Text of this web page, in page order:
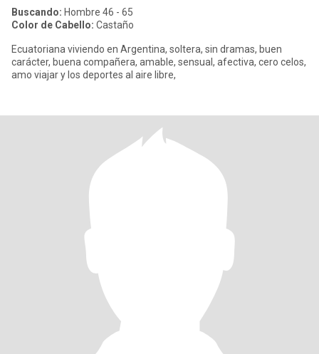
Buscando: Hombre 46 - 65
Color de Cabello: Castaño
Ecuatoriana viviendo en Argentina, soltera, sin dramas, buen
carácter, buena compañera, amable, sensual, afectiva, cero celos,
amo viajar y los deportes al aire libre,